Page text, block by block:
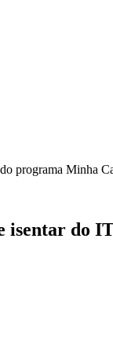
programa Minha
do